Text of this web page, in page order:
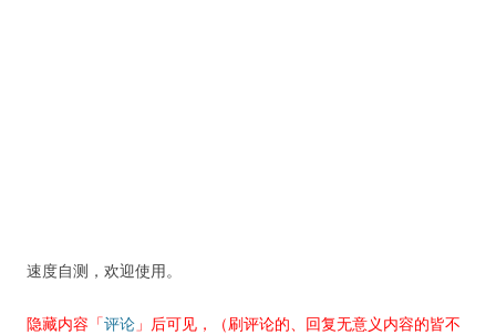
速度自测，欢迎使用。
隐藏内容「评论 」后可见，（刷评论的、回复无意义内容的皆不